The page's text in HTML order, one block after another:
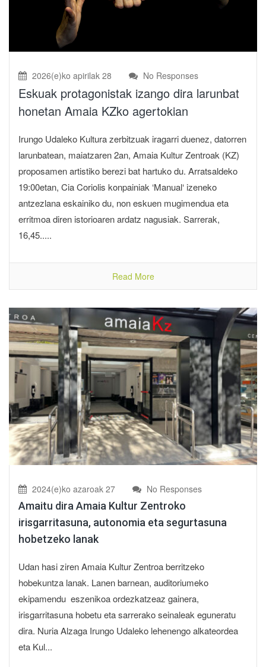
2026(e)ko apirilak 28 No Responses
Eskuak protagonistak izango dira larunbat
honetan Amaia KZko agertokian
Irungo Udaleko Kultura zerbitzuak iragarri duenez, datorren
larunbatean, maiatzaren 2an, Amaia Kultur Zentroak (KZ)
proposamen artistiko berezi bat hartuko du. Arratsaldeko
19:00etan, Cia Coriolis konpainiak ‘Manual‘ izeneko
antzezlana eskainiko du, non eskuen mugimendua eta
erritmoa diren istorioaren ardatz nagusiak. Sarrerak,
16,45.....
Read More
2024(e)ko azaroak 27 No Responses
Amaitu dira Amaia Kultur Zentroko
irisgarritasuna, autonomia eta segurtasuna
hobetzeko lanak
Udan hasi ziren Amaia Kultur Zentroa berritzeko
hobekuntza lanak. Lanen barnean, auditoriumeko
ekipamendu eszenikoa ordezkatzeaz gainera,
irisgarritasuna hobetu eta sarrerako seinaleak eguneratu
dira. Nuria Alzaga Irungo Udaleko lehenengo alkateordea
eta Kul...